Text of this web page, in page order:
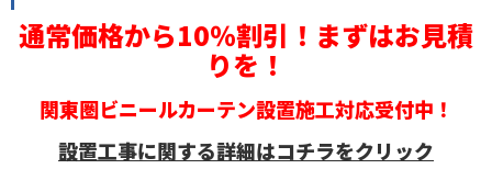
通常価格から10％割引！まずはお見積
りを！
関東圏ビニールカーテン設置施工対応受付中！
設置工事に関する詳細はコチラをクリック